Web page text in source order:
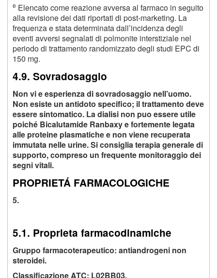
e Elencato come reazione avversa al farmaco in seguito
alla revisione dei dati riportati di post-marketing. La
frequenza e stata determinata dall’incidenza degli
eventi avversi segnalati di polmonite interstiziale nel
periodo di trattamento randomizzato degli studi EPC di
150 mg.
4.9. Sovradosaggio
Non vi e esperienza di sovradosaggio nell’uomo.
Non esiste un antidoto specifico; il trattamento deve
essere sintomatico. La dialisi non puo essere utile
poiché Bicalutamide Ranbaxy e fortemente legata
alle proteine plasmatiche e non viene recuperata
immutata nelle urine. Si consiglia terapia generale di
supporto, compreso un frequente monitoraggio dei
segni vitali.
PROPRIETÁ FARMACOLOGICHE
5.
5.1. Proprieta farmacodinamiche
Gruppo farmacoterapeutico: antiandrogeni non
steroidei.
Classificazione ATC: L02BB03.